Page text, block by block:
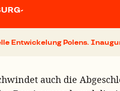
Entwickelung Polens.
auch die